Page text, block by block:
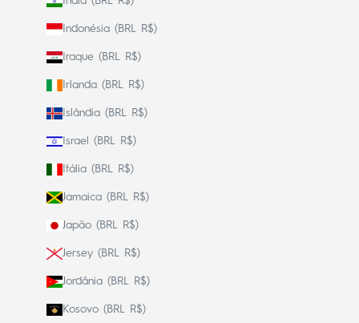
Indonésia (BRL R$)
Iraque (BRL R$)
Irlanda (BRL R$)
Islândia (BRL R$)
Israel (BRL R$)
Itália (BRL R$)
Jamaica (BRL R$)
Japão (BRL R$)
Jersey (BRL R$)
Jordânia (BRL R$)
Kosovo (BRL R$)